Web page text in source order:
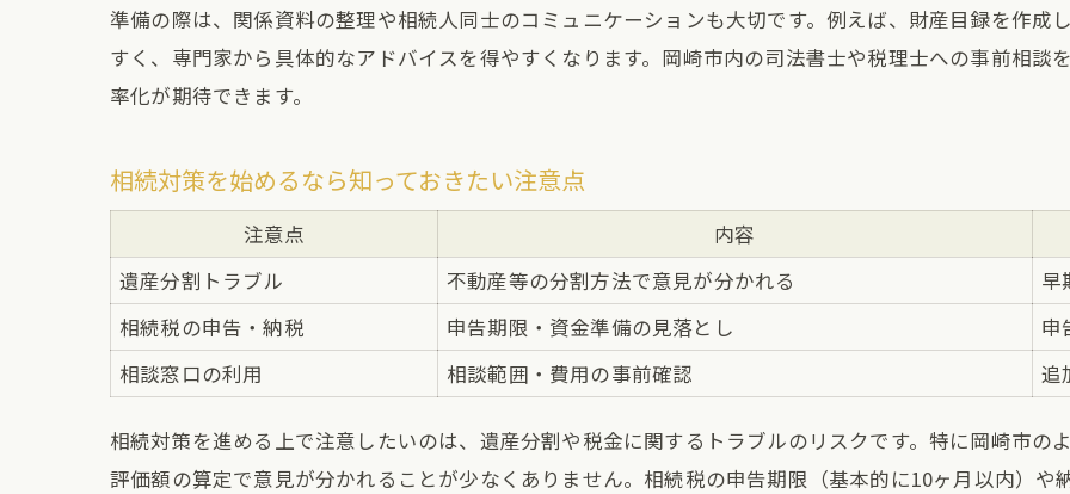
岡崎市で選ばれる相続専門家比較表
相続に強い司法書士を見極めるポイント
相続税の確認方法と早見表利用術
相続税早見表で分かる税額の目安
相続税の計算方法と基礎控除の考え方
岡崎市で相続税を確認する手順
相続税申告が必要かどうかのチェック法
準備の際は、関係資料の整理や相続人同士のコミュニケーションも大切です。例えば、財産目録を作成
すく、専門家から具体的なアドバイスを得やすくなります。岡崎市内の司法書士や税理士への事前相談
率化が期待できます。
相続対策を始めるなら知っておきたい注意点
注意点 内容
遺産分割トラブル
不動産等の分割方法で意見が分かれる
早
相続税の申告・納税
申告期限・資金準備の見落とし
申
相談窓口の利用
相談範囲・費用の事前確認 追
相続対策を進める上で注意したいのは、遺産分割や税金に関するトラブルのリスクです。特に岡崎市の
評価額の算定で意見が分かれることが少なくありません。相続税の申告期限（基本的に10ヶ月以内）や